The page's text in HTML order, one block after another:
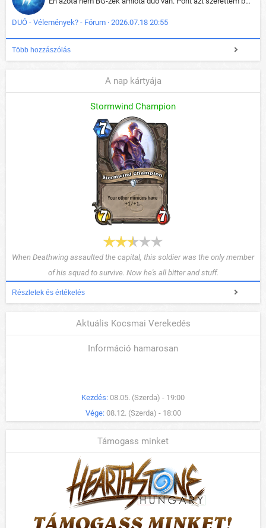
DUÓ - Vélemények? - Fórum · 2026.07.18 20:55
Több hozzászólás
A nap kártyája
Stormwind Champion
When Deathwing assaulted the capital, this soldier was the only member
of his squad to survive. Now he's all bitter and stuff.
Részletek és értékelés
Aktuális Kocsmai Verekedés
Információ hamarosan
Kezdés: 08.05. (Szerda) - 19:00
Vége: 08.12. (Szerda) - 18:00
Támogass minket